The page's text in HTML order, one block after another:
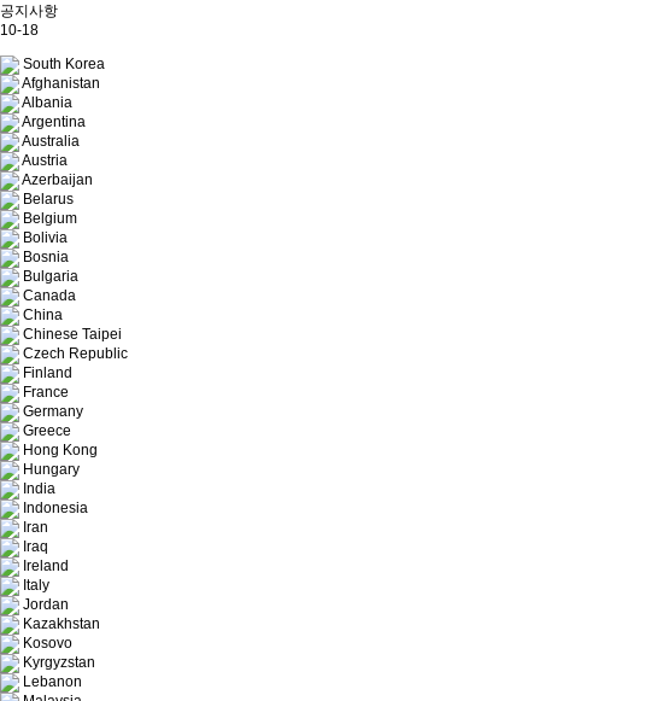
공지사항
10-18
South Korea
Afghanistan
Albania
Argentina
Australia
Austria
Azerbaijan
Belarus
Belgium
Bolivia
Bosnia
Bulgaria
Canada
China
Chinese Taipei
Czech Republic
Finland
France
Germany
Greece
Hong Kong
Hungary
India
Indonesia
Iran
Iraq
Ireland
Italy
Jordan
Kazakhstan
Kosovo
Kyrgyzstan
Lebanon